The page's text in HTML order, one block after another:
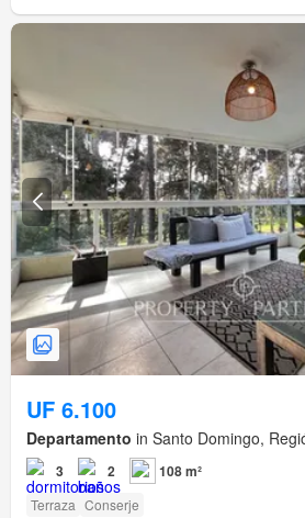
UF 6.100
Departamento in Santo Domingo,
3 2 108 m²
Terraza Conserje